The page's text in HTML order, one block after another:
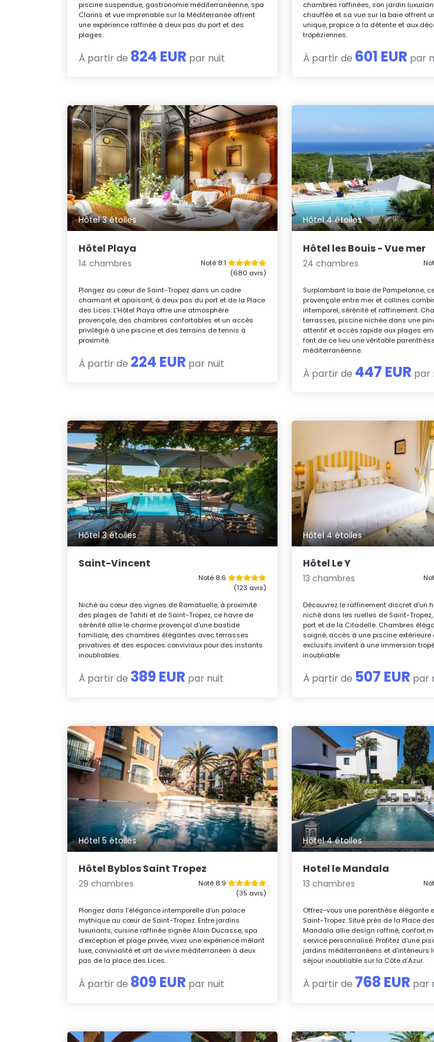
piscine suspendue, gastronomie méditerranéenne, spa
Clarins et vue imprenable sur la Méditerranée offrent
une expérience raffinée à deux pas du port et des
plages.
À partir de 824 EUR par nuit
chambres raffinées, son jardin
chauffée et sa vue sur la baie offrent
unique, propice à la détente et aux
tropéziennes.
À partir de 601 EUR par
Hôtel 3 étoiles
Hôtel Playa
14 chambres
Noté 8.1
(680 avis)
Plongez au cœur de Saint-Tropez dans un cadre
charmant et apaisant, à deux pas du port et de la Place
des Lices. L’Hôtel Playa offre une atmosphère
provençale, des chambres confortables et un accès
privilégié à une piscine et des terrains de tennis à
proximité.
À partir de 224 EUR par nuit
Hôtel 4 étoiles
Hôtel les Bouis - Vue mer
24 chambres
Surplombant la baie de Pampelonne,
provençale entre mer et collines
intemporel, sérénité et raffinement.
terrasses, piscine nichée dans une
attentif et accès rapide aux plages
font de ce lieu une véritable
méditerranéenne.
À partir de 447 EUR par
Hôtel 3 étoiles
Saint-Vincent
Noté 8.6
(123 avis)
Niché au cœur des vignes de Ramatuelle, à proximité
des plages de Tahiti et de Saint-Tropez, ce havre de
sérénité allie le charme provençal d’une bastide
familiale, des chambres élégantes avec terrasses
privatives et des espaces conviviaux pour des instants
inoubliables.
À partir de 389 EUR par nuit
Hôtel 4 étoiles
Hôtel Le Y
13 chambres
Découvrez le raffinement discret d’un
niché dans les ruelles de Saint-
port et de la Citadelle. Chambres
soigné, accès à une piscine extérieure
exclusifs invitent à une immersion
inoubliable.
À partir de 507 EUR par
Hôtel 5 étoiles
Hôtel Byblos Saint Tropez
29 chambres
Noté 8.9
(35 avis)
Plongez dans l’élégance intemporelle d’un palace
mythique au cœur de Saint-Tropez. Entre jardins
luxuriants, cuisine raffinée signée Alain Ducasse, spa
d’exception et plage privée, vivez une expérience mêlant
luxe, convivialité et art de vivre méditerranéen à deux
pas de la place des Lices.
À partir de 809 EUR par nuit
Hôtel 4 étoiles
Hotel le Mandala
13 chambres
Offrez-vous une parenthèse élégante
Saint-Tropez. Situé près de la Place
Mandala allie design raffiné, confort
service personnalisé. Profitez d’une
jardins méditerranéens et d’intérieurs
séjour inoubliable sur la Côte d’Azur.
À partir de 768 EUR par